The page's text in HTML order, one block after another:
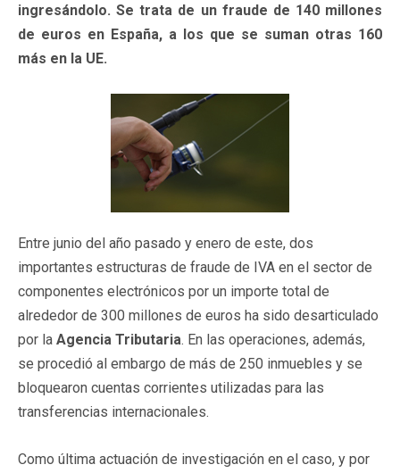
ingresándolo. Se trata de un fraude de 140 millones
de euros en España, a los que se suman otras 160
más en la UE.
Entre junio del año pasado y enero de este, dos
importantes estructuras de fraude de IVA en el sector de
componentes electrónicos por un importe total de
alrededor de 300 millones de euros ha sido desarticulado
por la Agencia Tributaria. En las operaciones, además,
se procedió al embargo de más de 250 inmuebles y se
bloquearon cuentas corrientes utilizadas para las
transferencias internacionales.
Como última actuación de investigación en el caso, y por